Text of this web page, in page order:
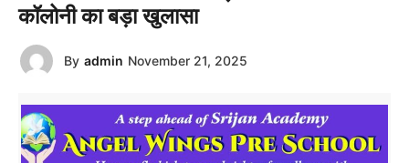
कॉलोनी का बड़ा खुलासा
By admin November 21, 2025